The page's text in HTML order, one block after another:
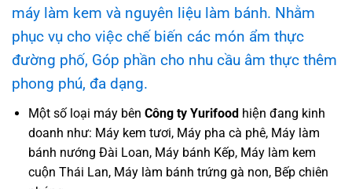
máy làm kem và nguyên liệu làm bánh. Nhằm
phục vụ cho việc chế biến các món ẩm thực
đường phố, Góp phần cho nhu cầu âm thực thêm
phong phú, đa dạng.
Một số loại máy bên Công ty Yurifoodhiện đang kinh
doanh như: Máy kem tươi, Máy pha cà phê, Máy làm
bánh nướng Đài Loan, Máy bánh Kếp, Máy làm kem
cuộn Thái Lan, Máy làm bánh trứng gà non, Bếp chiên